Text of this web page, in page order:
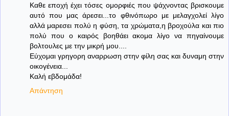
Καθε εποχή έχει τόσες ομορφιές που ψάχνοντας βρισκουμε
αυτό που μας άρεσει...το φθινόπωρο με μελαγχολεί λίγο
αλλά μαρεσει πολύ η φύση, τα χρώματα,η βροχούλα και πιο
πολύ που ο καιρός βοηθάει ακομα λίγο να πηγαίνουμε
βολτουλες με την μικρή μου....
Εύχομαι γρηγορη αναρρωση στην φίλη σας και δυναμη στην
οικογένεια...
Καλή εβδομάδα!
Απάντηση